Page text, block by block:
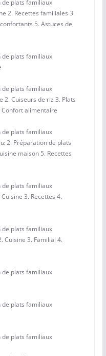
de plats familiaux
2. Recettes familiales 3.
5. Astuces de
de plats familiaux
de plats familiaux
2. Cuiseurs de riz 3. Plats
alimentaire
de plats familiaux
2. Préparation de plats
maison 5. Recettes
de plats familiaux
3. Recettes 4.
de plats familiaux
Cuisine 3. Familial 4.
de plats familiaux
de plats familiaux
de plats familiaux